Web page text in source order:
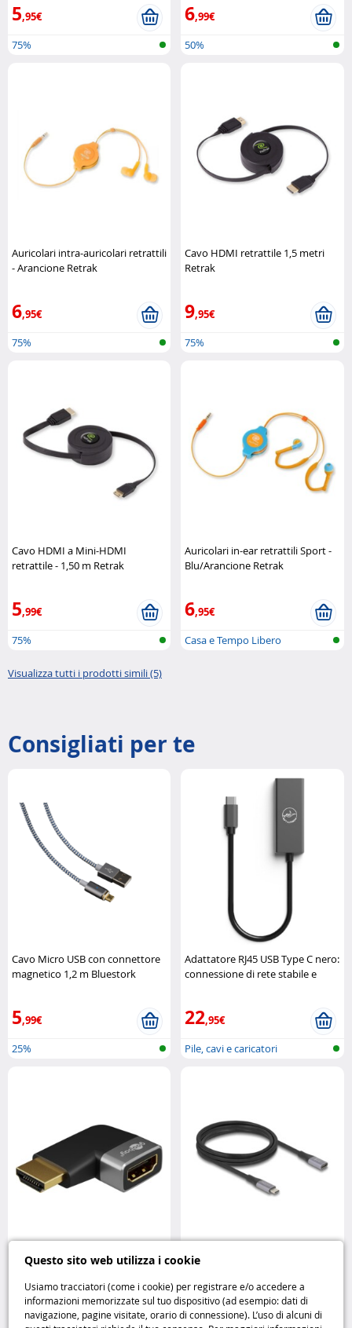
Questo sito web utilizza i cookie
Usiamo tracciatori (come i cookie) per registrare e/o accedere a
informazioni memorizzate sul tuo dispositivo (ad esempio: dati di
navigazione, pagine visitate, orario di connessione). L’uso di alcuni di
5,95€
75%
6,99€
50%
Auricolari intra-auricolari retrattili
- Arancione Retrak
6,95€
75%
Cavo HDMI retrattile 1,5 metri
Retrak
9,95€
75%
Cavo HDMI a Mini-HDMI
retrattile - 1,50 m Retrak
5,99€
75%
Auricolari in-ear retrattili Sport -
Blu/Arancione Retrak
6,95€
Casa e Tempo Libero
Visualizza tutti i prodotti simili (5)
Consigliati per te
Cavo Micro USB con connettore
magnetico 1,2 m Bluestork
5,99€
25%
Adattatore RJ45 USB Type C nero:
connessione di rete stabile e
22,95€
Pile, cavi e caricatori
Adattatore HDMI angolato 90°
Goobay 72010 Goobay
,99€
Cavo prolunga USB-C 4.0 da 2
17,95€